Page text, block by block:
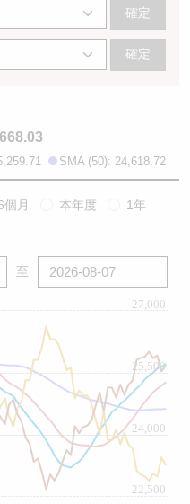
確定
確定
SMA (50): 24,618.72
個月 本年度 1年
至
24,000
22,500
25,500
27,000